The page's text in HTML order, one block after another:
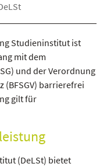
Studieninstitut ist
mit dem
und der Verordnung
barrierefrei
gilt für
(DeLSt) bietet